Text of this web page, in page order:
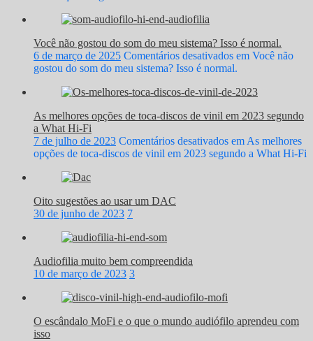
Você não gostou do som do meu sistema? Isso é normal.
6 de março de 2025 Comentários desativados em Você não
gostou do som do meu sistema? Isso é normal.
As melhores opções de toca-discos de vinil em 2023 segundo
a What Hi-Fi
7 de julho de 2023 Comentários desativados em As melhores
opções de toca-discos de vinil em 2023 segundo a What Hi-Fi
Oito sugestões ao usar um DAC
30 de junho de 2023 7
Audiofilia muito bem compreendida
10 de março de 2023 3
O escândalo MoFi e o que o mundo audiófilo aprendeu com
isso